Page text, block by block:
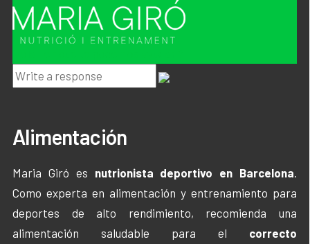
Alimentación
Maria Giró es nutrionista deportivo en Barcelona
Como experta en alimentación y entrenamiento para
deportes de alto rendimiento, recomienda una
alimentación saludable para el correcto